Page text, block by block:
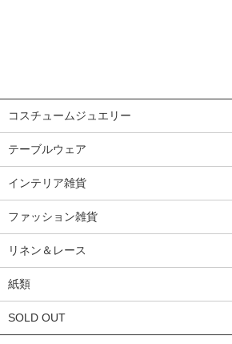
コスチュームジュエリー
テーブルウェア
インテリア雑貨
ファッション雑貨
リネン＆レース
紙類
SOLD OUT